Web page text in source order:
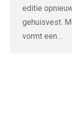
editie
gehuisvest.
vormt een…